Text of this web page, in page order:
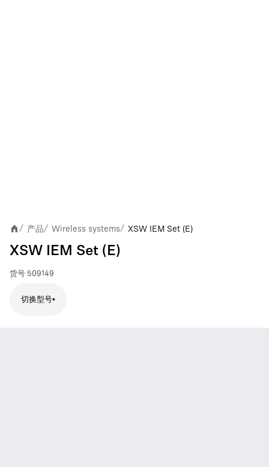
/ 产品/ Wireless systems/ XSW IEM Set (E)
XSW IEM Set (E)
货号 509149
切换型号